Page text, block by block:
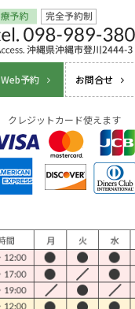
Web予約 お問合せ
クレジットカード使えます